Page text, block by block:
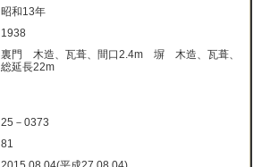
昭和13年
1938
裏門 木造、瓦葺、間口2.4m 塀 木造、瓦葺、
総延長22m
25－0373
81